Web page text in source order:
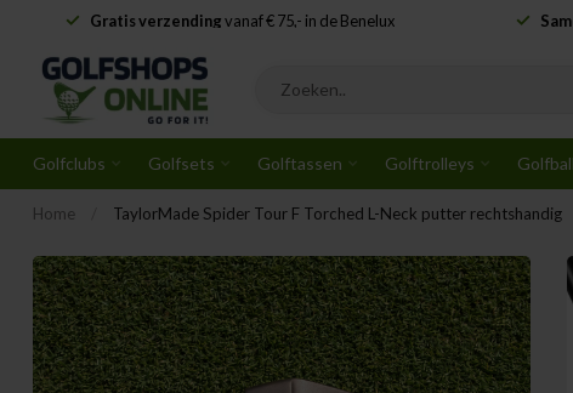
Gratis verzendingvanaf € 75,- in de Benelux
Golfclubs Golfsets Golftassen Golftrolleys
Home TaylorMade Spider Tour F Torched L-Neck putter rechtshandig